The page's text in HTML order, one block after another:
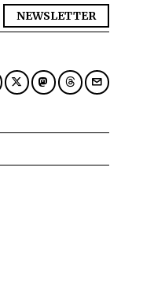
NEWSLETTER